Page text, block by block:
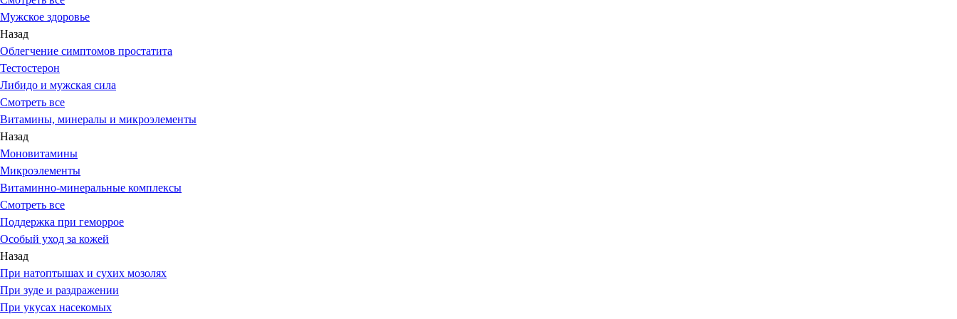
Мужское здоровье
Назад
Облегчение симптомов простатита
Тестостерон
Либидо и мужская сила
Смотреть все
Витамины, минералы и микроэлементы
Назад
Моновитамины
Микроэлементы
Витаминно-минеральные комплексы
Смотреть все
Поддержка при геморрое
Особый уход за кожей
Назад
При натоптышах и сухих мозолях
При зуде и раздражении
При укусах насекомых